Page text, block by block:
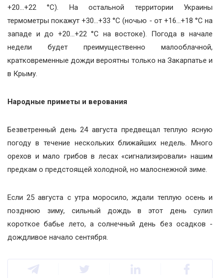
+20…+22 °С). На остальной территории Украины
термометры покажут +30…+33 °С (ночью - от +16…+18 °С на
западе и до +20…+22 °С на востоке). Погода в начале
недели будет преимущественно малооблачной,
кратковременные дожди вероятны только на Закарпатье и
в Крыму.
Народные приметы и верования
Безветренный день 24 августа предвещал теплую ясную
погоду в течение нескольких ближайших недель. Много
орехов и мало грибов в лесах «сигнализировали» нашим
предкам о предстоящей холодной, но малоснежной зиме.
Если 25 августа с утра моросило, ждали теплую осень и
позднюю зиму, сильный дождь в этот день сулил
короткое бабье лето, а солнечный день без осадков -
дождливое начало сентября.